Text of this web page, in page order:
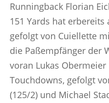
Runningback Florian
151 Yards hat
gefolgt von Cuiellette
die Paßempfänger der
voran Lukas
Touchdowns, gefolgt
(125/2) und Michael